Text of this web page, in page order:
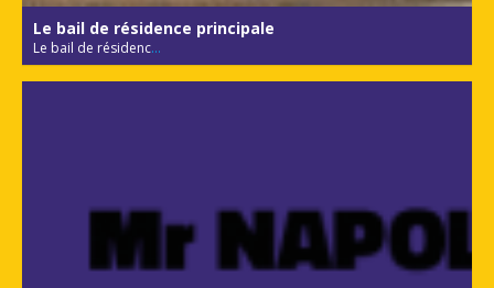
Le bail de résidence principale
Le bail de résidenc...